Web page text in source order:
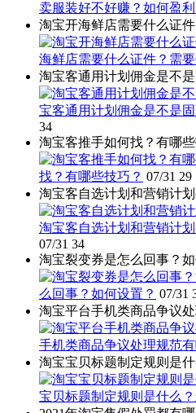
卖服装好不好赚？如何盈利
淘宝开海鲜店需要什么证
海鲜店需要什么证件？需
淘宝客通用计划佣金是不
宝客通用计划佣金是不是
34
淘宝客推手如何找？有哪些
找？有哪些技巧？ 07/31 29
淘宝客自选计划和营销计
淘宝客自选计划和营销计
07/31 34
淘宝裂变券是怎么回事？如
么回事？如何设置？ 07/31
淘宝平台手机类商品争议
手机类商品争议处理规范有
淘宝宝贝标题制定规则是
宝贝标题制定规则是什么